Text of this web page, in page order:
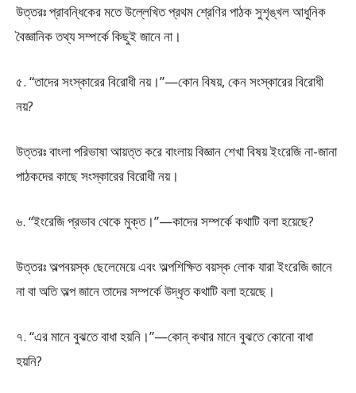
উত্তরঃ প্রাবন্ধিকের মতে উল্লেখিত প্রথম শ্রেণির পাঠক সুশৃঙ্খল আধুনিক
বৈজ্ঞানিক তথ্য সম্পর্কে কিছুই জানে না।
৫. “তাদের সংস্কারের বিরোধী নয়।”—কোন বিষয়, কেন সংস্কারের বিরোধী
নয়?
উত্তরঃ বাংলা পরিভাষা আয়ত্ত করে বাংলায় বিজ্ঞান শেখা বিষয় ইংরেজি না-জানা
পাঠকদের কাছে সংস্কারের বিরোধী নয়।
৬. “ইংরেজি প্রভাব থেকে মুক্ত।”—কাদের সম্পর্কে কথাটি বলা হয়েছে?
উত্তরঃ অল্পবয়স্ক ছেলেমেয়ে এবং অল্পশিক্ষিত বয়স্ক লোক যারা ইংরেজি জানে
না বা অতি অল্প জানে তাদের সম্পর্কে উদ্ধৃত কথাটি বলা হয়েছে।
৭. “এর মানে বুঝতে বাধা হয়নি।”—কোন্ কথার মানে বুঝতে কোনো বাধা
হয়নি?